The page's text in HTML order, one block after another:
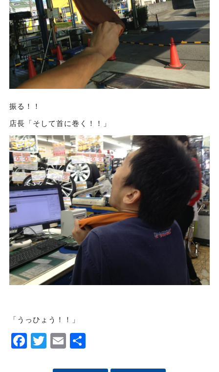
振る！！
店長「そして首に巻く！！」
「うっひょう！！」
Facebook
Twitter
EmailShare